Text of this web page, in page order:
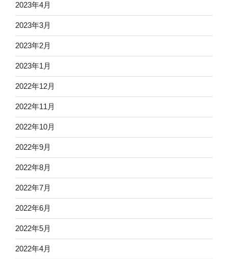
2023年4月
2023年3月
2023年2月
2023年1月
2022年12月
2022年11月
2022年10月
2022年9月
2022年8月
2022年7月
2022年6月
2022年5月
2022年4月